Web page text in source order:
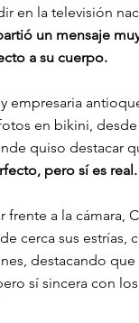
en la televisión
un mensaje
a su cuerpo.
empresaria
en bikini, desde
quiso destacar
pero sí es real.
frente a la cámara,
cerca sus estrías,
destacando que
sí sincera con